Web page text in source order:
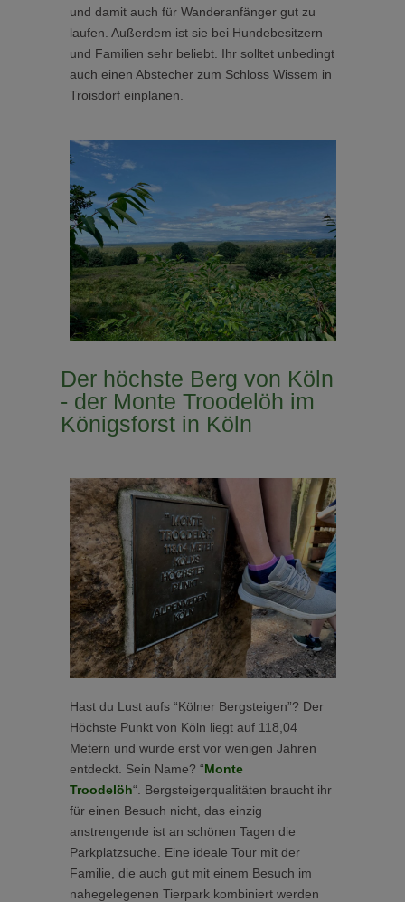
und damit auch für Wanderanfänger gut zu
laufen. Außerdem ist sie bei Hundebesitzern
und Familien sehr beliebt. Ihr solltet unbedingt
auch einen Abstecher zum Schloss Wissem in
Troisdorf einplanen.
Der höchste Berg von Köln
- der Monte Troodelöh im
Königsforst in Köln
Hast du Lust aufs “Kölner Bergsteigen”? Der
Höchste Punkt von Köln liegt auf 118,04
Metern und wurde erst vor wenigen Jahren
entdeckt. Sein Name? “Monte
Troodelöh“. Bergsteigerqualitäten braucht ihr
für einen Besuch nicht, das einzig
anstrengende ist an schönen Tagen die
Parkplatzsuche. Eine ideale Tour mit der
Familie, die auch gut mit einem Besuch im
nahegelegenen Tierpark kombiniert werden